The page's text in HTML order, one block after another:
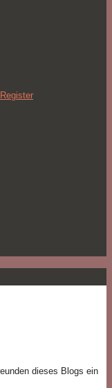
dieses Blogs ein